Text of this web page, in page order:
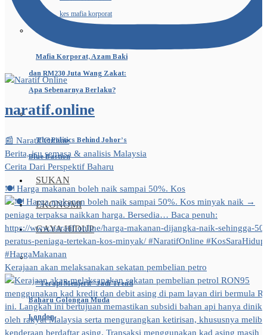
Mafia Korporat, Azam Baki
dan RM230 Juta Wang Zakat:
Apa Sebenarnya Berlaku?
The Politics Behind Johor’s
Blue Bastion
SUKAN
EKONOMI
GAYA HIDUP
“Terapi Menjerit” Jadi Trend
Baharu Golongan Muda
London
naratif.online
📰 Naratif Online
Berita, isu semasa & analisis Malaysia
Cerita Dari Perspektif Baharu
🍽️ Harga makanan boleh naik sampai 50%. Kos
Kerajaan akan melaksanakan sekatan pembelian petro